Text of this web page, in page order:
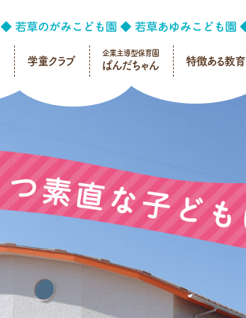
学童クラブ
企業主導型保育園
ぱんだちゃん 特徴ある教育